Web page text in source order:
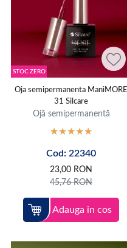
STOC ZERO
Oja semipermanenta ManiMORE
31 Silcare
Ojă semipermanentă
Cod: 22340
23,00 RON
45,76RON
Adauga in cos